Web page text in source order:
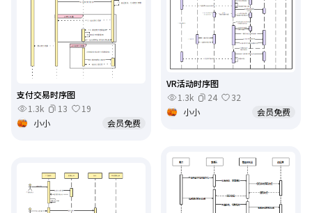
VR活动时序图
1.3k
24
32
小小
会员免费
支付交易时序图
1.3k
13
19
小小
会员免费